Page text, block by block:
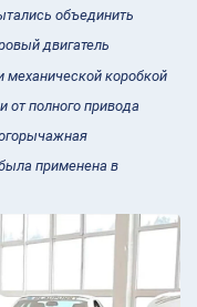
объединить
двигатель
коробкой
от полного привода
применена в